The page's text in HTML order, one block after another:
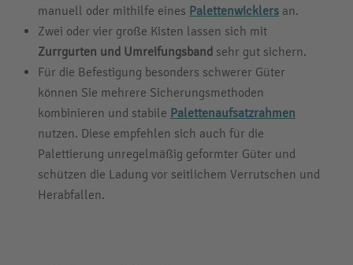
manuell oder mithilfe eines Palettenwicklers an.
Zwei oder vier große Kisten lassen sich mit
Zurrgurten und Umreifungsband sehr gut sichern.
Für die Befestigung besonders schwerer Güter
können Sie mehrere Sicherungsmethoden
kombinieren und stabile Palettenaufsatzrahmen
nutzen. Diese empfehlen sich auch für die
Palettierung unregelmäßig geformter Güter und
schützen die Ladung vor seitlichem Verrutschen und
Herabfallen.